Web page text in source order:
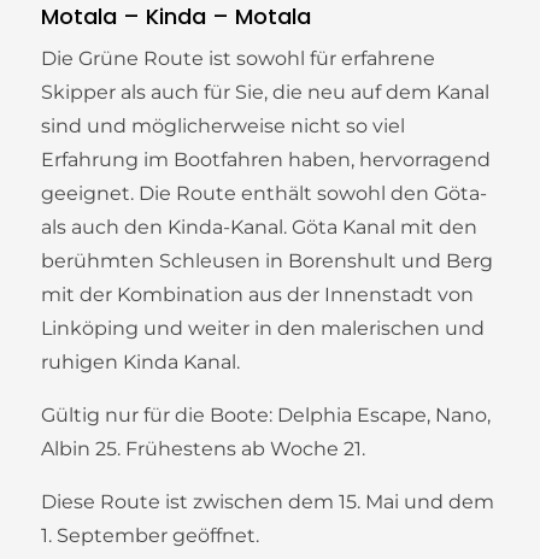
Motala – Kinda – Motala
Die Grüne Route ist sowohl für erfahrene
Skipper als auch für Sie, die neu auf dem Kanal
sind und möglicherweise nicht so viel
Erfahrung im Bootfahren haben, hervorragend
geeignet. Die Route enthält sowohl den Göta-
als auch den Kinda-Kanal. Göta Kanal mit den
berühmten Schleusen in Borenshult und Berg
mit der Kombination aus der Innenstadt von
Linköping und weiter in den malerischen und
ruhigen Kinda Kanal.
Gültig nur für die Boote: Delphia Escape, Nano,
Albin 25. Frühestens ab Woche 21.
Diese Route ist zwischen dem 15. Mai und dem
1. September geöffnet.